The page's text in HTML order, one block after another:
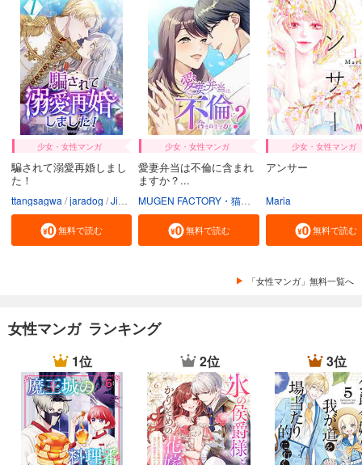
ツンデレ悪役令嬢リーゼロッテと実況の遠藤くんと解説の小林さん【タテスク】 Chapter31
66円 (税込)
カート
試し読み
あらすじを表示する
ツンデレ悪役令嬢リーゼロッテと実況の遠藤くんと解説の小林さん【タテスク】 Chapter32
あらすじを表示する
ツンデレ悪役令嬢リーゼロッテと実況の遠藤くんと解説の小林さん【タテスク】 Chapter33
カート
あらすじを表示する
ツンデレ悪役令嬢リーゼロッテと実況の遠藤くんと解説の小林さん【タテスク】 Chapter34
66円 (税込)
カート
試し読み
あらすじを表示する
少女・女性マンガ
騙されて溺愛再婚しまし
た！
ttangsagwa jaradog Jimmy sin
無料で読む
少女・女性マンガ
愛妻弁当は不倫に含まれ
ますか？...
白水汰一
無料で読む
少女・女性マンガ
アンサー
Maria
無料で読む
「女性マンガ」無料一覧へ
女性マンガ ランキング
1位 2位 3位